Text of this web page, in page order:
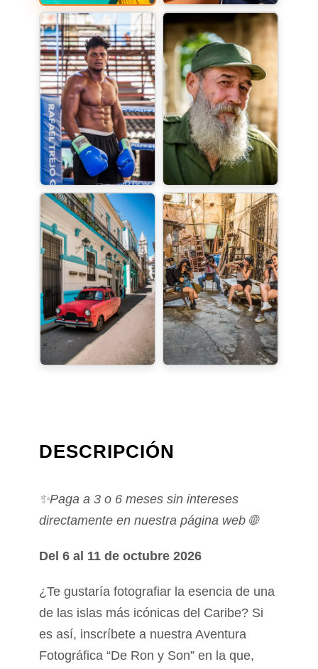
DESCRIPCIÓN
✨Paga a 3 o 6 meses sin intereses
directamente en nuestra página web 🌐
Del 6 al 11 de octubre 2026
¿Te gustaría fotografiar la esencia de una
de las islas más icónicas del Caribe? Si
es así, inscríbete a nuestra Aventura
Fotográfica “De Ron y Son” en la que,